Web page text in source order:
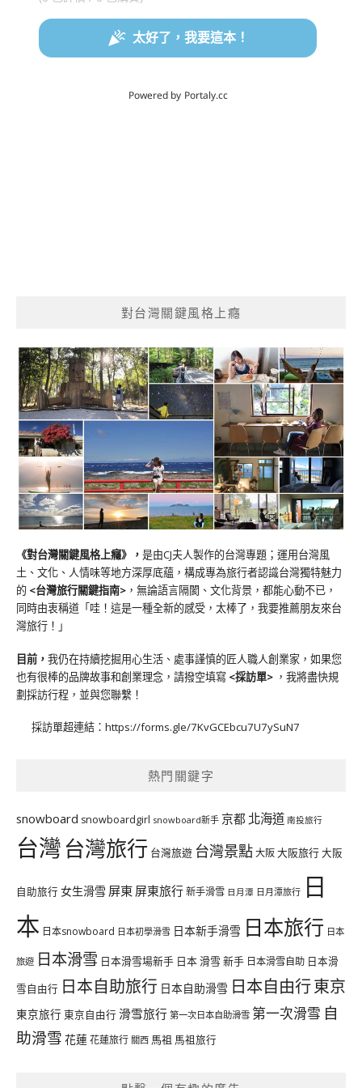
對台灣關鍵風格上癮
《對台灣關鍵風格上癮》 ， 是由CJ夫人製作的台灣專題；運用台灣風
土、文化、人情味等地方深厚底蘊，構成專為旅行者認識台灣獨特魅力
的 <台灣旅行關鍵指南> ，無論語言隔閡、文化背景，都能心動不已，
同時由衷稱道「哇！這是一種全新的感受，太棒了，我要推薦朋友來台
灣旅行！」
目前， 我仍在持續挖掘用心生活、處事謹慎的匠人職人創業家，如果您
也有很棒的品牌故事和創業理念，請撥空填寫 <採訪單> ，我將盡快規
劃採訪行程，並與您聯繫！
採訪單超連結： https://forms.gle/7KvGCEbcu7U7ySuN7
熱門關鍵字
snowboard snowboardgirl snowboard新手 京都 北海道 南投旅行
台灣台灣旅行 台灣旅遊 台灣景點大阪大阪旅行大阪
自助旅行 女生滑雪 屏東 屏東旅行新手滑雪 日月潭 日月潭旅行 日
本 日本snowboard 日本初學滑雪 日本新手滑雪 日本旅行 日本
旅遊 日本滑雪 日本滑雪場新手 日本 滑雪 新手 日本滑雪自助 日本滑
雪自由行 日本自助旅行 日本自助滑雪 日本自由行東京
東京旅行 東京自由行 滑雪旅行 第一次日本自助滑雪 第一次滑雪 自
助滑雪 花蓮花蓮旅行 關西 馬祖 馬祖旅行